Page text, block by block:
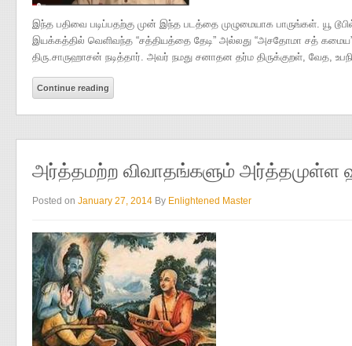
இந்த பதிவை படிப்பதற்கு முன் இந்த படத்தை முழுமையாக பாருங்கள். யூ
இயக்கத்தில் வெளிவந்த “சத்தியத்தை தேடி” அல்லது “அசதோமா சத் கமைய”
திரு.சாருஹாசன் நடித்தார். அவர் நமது சனாதன தர்ம திருக்குறள், வேத,
Continue reading
அர்த்தமற்ற விவாதங்களும் அர்த்தமுள்ள
Posted on January 27, 2014 By Enlightened Master